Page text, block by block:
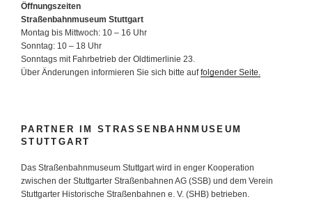
Öffnungszeiten
Straßenbahnmuseum Stuttgart
Montag bis Mittwoch: 10 – 16 Uhr
Sonntag: 10 – 18 Uhr
Sonntags mit Fahrbetrieb der Oldtimerlinie 23.
Über Änderungen informieren Sie sich bitte auffolgender Seite.
PARTNER IM STRASSENBAHNMUSEUM S
TUTTGART
Das Straßenbahnmuseum Stuttgart wird in enger Kooperation
zwischen der Stuttgarter Straßenbahnen AG (SSB) und dem Verein
Stuttgarter Historische Straßenbahnen e. V. (SHB) betrieben.